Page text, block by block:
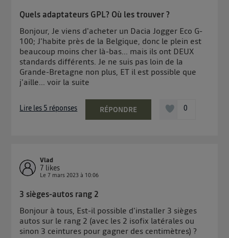
Quels adaptateurs GPL? Où les trouver ?
Bonjour, Je viens d'acheter un Dacia Jogger Eco G-
100; J'habite près de la Belgique, donc le plein est
beaucoup moins cher là-bas... mais ils ont DEUX
standards différents. Je ne suis pas loin de la
Grande-Bretagne non plus, ET il est possible que
j'aille...voir la suite
Lire les 5 réponses RÉPONDRE 0
Vlad
7 likes
Le7 mars 2023 à 10:06
3 sièges-autos rang 2
Bonjour à tous, Est-il possible d'installer 3 sièges
autos sur le rang 2 (avec les 2 isofix latérales ou
sinon 3 ceintures pour gagner des centimètres) ?